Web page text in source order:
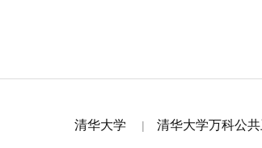
清华大学 | 清华大学万科公